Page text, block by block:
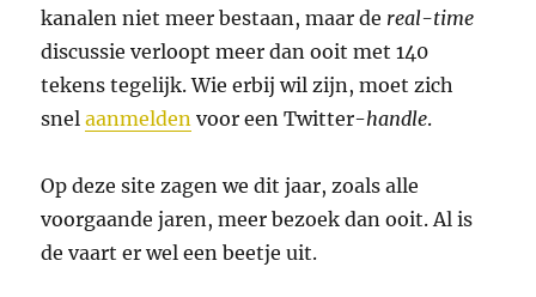
kanalen niet meer bestaan, maar de real-time
discussie verloopt meer dan ooit met 140
tekens tegelijk. Wie erbij wil zijn, moet zich
snelaanmelden voor een Twitter-handle.
Op deze site zagen we dit jaar, zoals alle
voorgaande jaren, meer bezoek dan ooit. Al is
de vaart er wel een beetje uit.